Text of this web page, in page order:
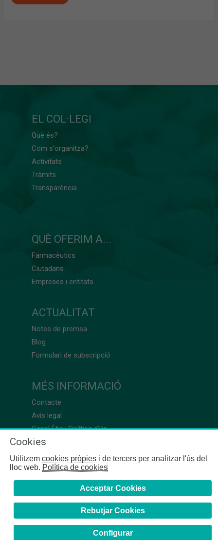
EL COL·LEGI
Què és?
Com s'organitza?
Activitats
Tràmits
Transparència
QUÈ OFERIM A...
Farmacèutics
Ciutadans
Empreses i entitats
ACTUALITAT
Notes de premsa
Blog
Formulari de subscripció
MÉS INFORMACIÓ
Contacte
Avís legal
Canal Ètic i Política d’ús
Cookies
Utilitzem cookies pròpies i de tercers per analitzar l'ús del
lloc web.Política de cookies
Acceptar Cookies
Rebutjar Cookies
Configurar